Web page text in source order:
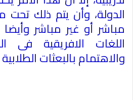
الدولة، وأن يتم ذلك
مباشر أو غير مباشر
اللغات الافريقية فى
والاهتمام بالبعثات